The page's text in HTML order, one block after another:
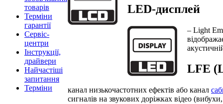
товарів
Терміни
гарантії
Сервіс-
центри
Інструкції,
драйвери
Найчастіші
запитання
Терміни
LED-дисплей
– Light
LFE
канал низькочастотних ефектів або канал
сигналів на звукових доріжках відео